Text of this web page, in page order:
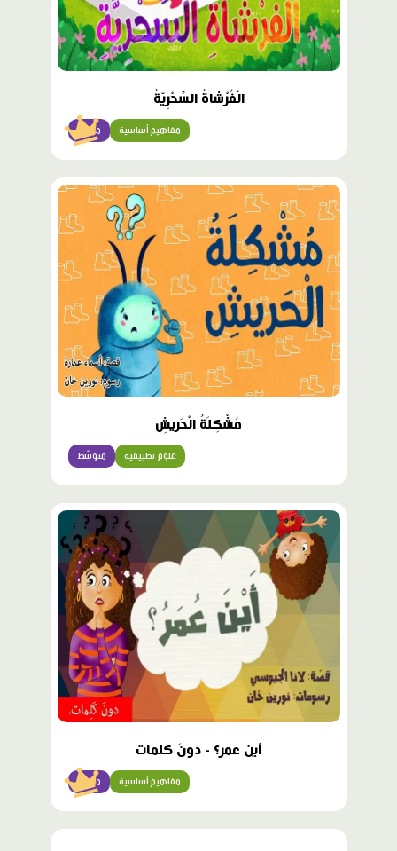
الْفُرْشاةُ السِّحْرِيّةُ
مبتدئ مفاهيم أساسية
مُشْكِلَةُ الْحَريشِ
متوسّط علوم تطبيقية
محتوى
مميّز
أين عمر؟ - دونَ كلمات
مبتدئ مفاهيم أساسية